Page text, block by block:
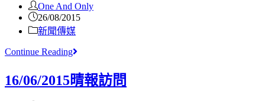
One And Only
26/08/2015
新聞傳媒
Continue Reading
16/06/2015晴報訪問